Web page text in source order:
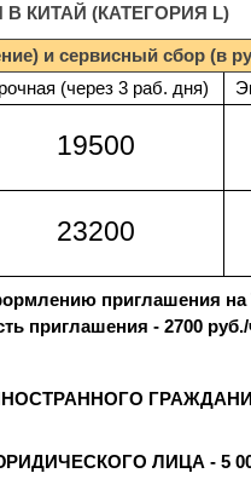
КИТАЙ (КАТЕГОРИЯ L)
и сервисный сбор (в
(через 3 раб. дня)
19500
23200
приглашения на
приглашения - 2700
ЛИЦА - 5